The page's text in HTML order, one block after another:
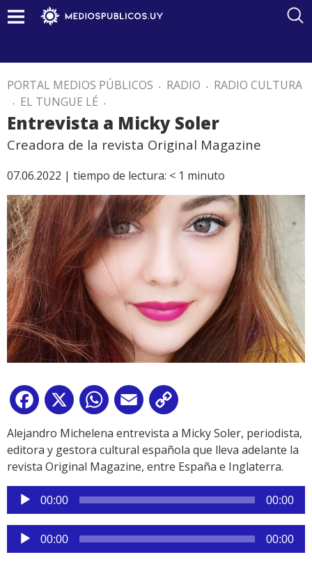
PORTAL MEDIOS PÚBLICOS . RADIO . RADIO CULTURA
. EL TUNGUE LÉ .
Entrevista a Micky Soler
Creadora de la revista Original Magazine
07.06.2022 | tiempo de lectura: < 1 minuto
Facebook
X WhatsApp
Email
Link
Alejandro Michelena entrevista a Micky Soler, periodista,
editora y gestora cultural española que lleva adelante la
revista Original Magazine, entre España e Inglaterra.
Reproductor
de
audio
00:00 00:00
Reproductor
de
00:00 00:00